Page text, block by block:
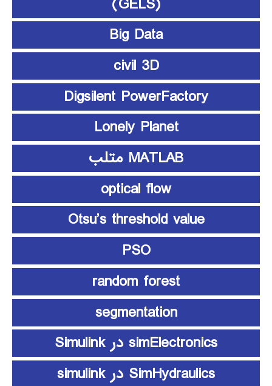
Big Data
civil 3D
Digsilent PowerFactory
Lonely Planet
MATLAB متلب
optical flow
Otsu’s threshold value
PSO
random forest
segmentation
simElectronics در Simulink
SimHydraulics در simulink